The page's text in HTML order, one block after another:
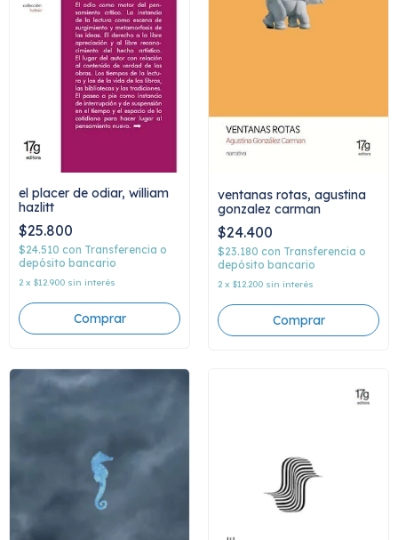
el placer de odiar, william
hazlitt
$25.800
$24.510 con Transferencia o
depósito bancario
2 x $12.900 sin interés
ventanas rotas, agustina
gonzalez carman
$24.400
$23.180 con Transferencia o
depósito bancario
2 x $12.200 sin interés